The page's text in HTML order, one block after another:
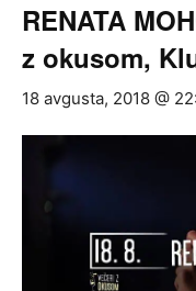
RENATA
z okusom,
18 avgusta, 2018 @